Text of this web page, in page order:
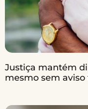
Justiça mantém
mesmo sem aviso